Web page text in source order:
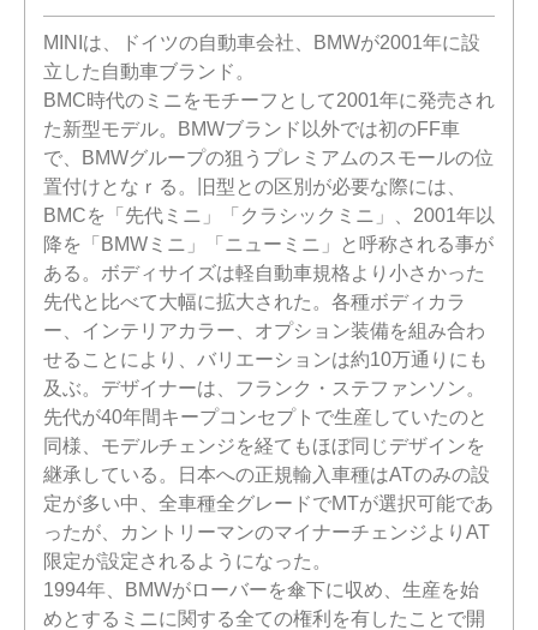
MINIは、ドイツの自動車会社、BMWが2001年に設
立した自動車ブランド。
BMC時代のミニをモチーフとして2001年に発売され
た新型モデル。BMWブランド以外では初のFF車
で、BMWグループの狙うプレミアムのスモールの位
置付けとなｒる。旧型との区別が必要な際には、
BMCを「先代ミニ」「クラシックミニ」、2001年以
降を「BMWミニ」「ニューミニ」と呼称される事が
ある。ボディサイズは軽自動車規格より小さかった
先代と比べて大幅に拡大された。各種ボディカラ
ー、インテリアカラー、オプション装備を組み合わ
せることにより、バリエーションは約10万通りにも
及ぶ。デザイナーは、フランク・ステファンソン。
先代が40年間キープコンセプトで生産していたのと
同様、モデルチェンジを経てもほぼ同じデザインを
継承している。日本への正規輸入車種はATのみの設
定が多い中、全車種全グレードでMTが選択可能であ
ったが、カントリーマンのマイナーチェンジよりAT
限定が設定されるようになった。
1994年、BMWがローバーを傘下に収め、生産を始
めとするミニに関する全ての権利を有したことで開